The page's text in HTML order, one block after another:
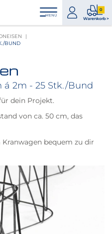
MENÜ
zum
Konto
0
Warenkorb >
0
BUND
á 2m - 25 Stk./Bund
dein Projekt.
von ca. 50 cm, das
bequem zu dir